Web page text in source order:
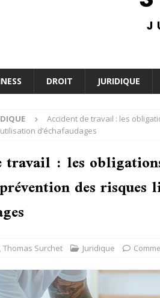
DROIT JURIDIQUE
Accident de travail : les
d’échafaudages
travail : les
des
Thomas Surchet Juridique